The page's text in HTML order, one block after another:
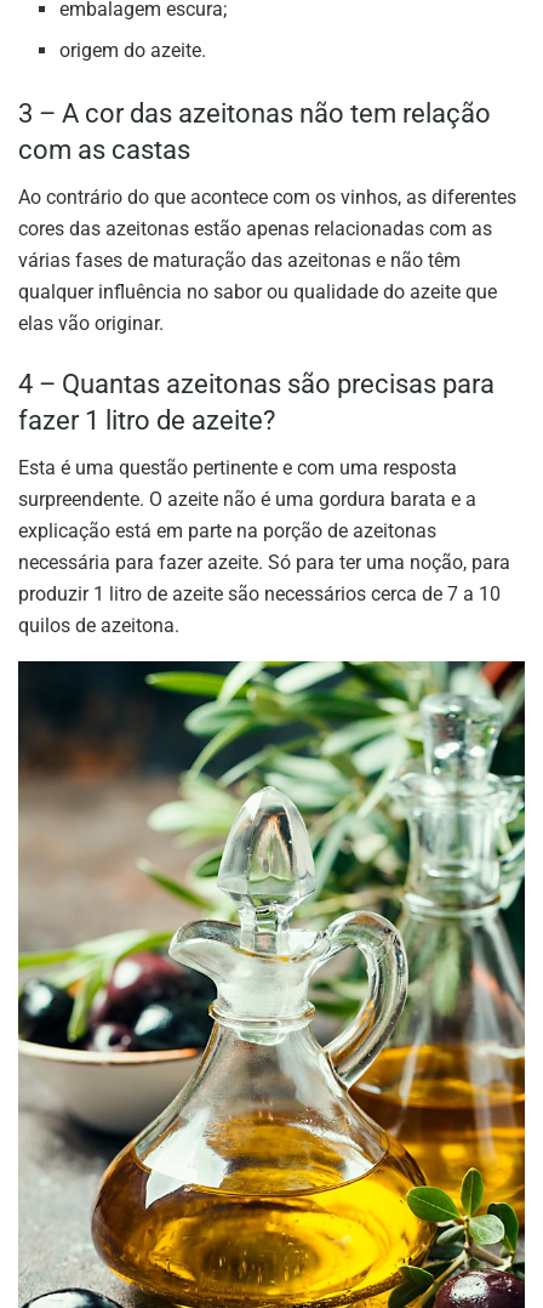
embalagem escura;
origem do azeite.
3 – A cor das azeitonas não tem relação
com as castas
Ao contrário do que acontece com os vinhos, as diferentes
cores das azeitonas estão apenas relacionadas com as
várias fases de maturação das azeitonas e não têm
qualquer influência no sabor ou qualidade do azeite que
elas vão originar.
4 – Quantas azeitonas são precisas para
fazer 1 litro de azeite?
Esta é uma questão pertinente e com uma resposta
surpreendente. O azeite não é uma gordura barata e a
explicação está em parte na porção de azeitonas
necessária para fazer azeite. Só para ter uma noção, para
produzir 1 litro de azeite são necessários cerca de 7 a 10
quilos de azeitona.